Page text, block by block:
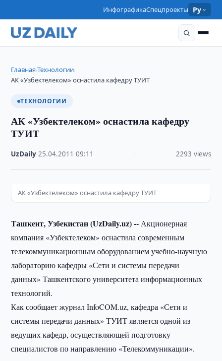
ИнфографикаСпецпроекты Ру
Главная›Технологии›
АК «Узбектелеком» оснастила кафедру ТУИТ
ТЕХНОЛОГИИ
АК «Узбектелеком» оснастила кафедру
ТУИТ
UzDaily ·25.04.2011 ·09:11 2293 views
АК «Узбектелеком» оснастила кафедру ТУИТ
Ташкент, Узбекистан (UzDaily.uz) -- Акционерная
компания «Узбектелеком» оснастила современным
телекоммуникационным оборудованием учебно-научную
лабораторию кафедры «Сети и системы передачи
данных» Ташкентского университета информационных
технологий.
Как сообщает журнал InfoCOM.uz, кафедра «Сети и
системы передачи данных» ТУИТ является одной из
ведущих кафедр, осуществляющей подготовку
специалистов по направлению «Телекоммуникации».